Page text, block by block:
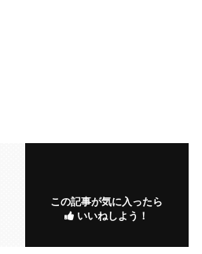
この記事が気に入ったら
いいねしよう！